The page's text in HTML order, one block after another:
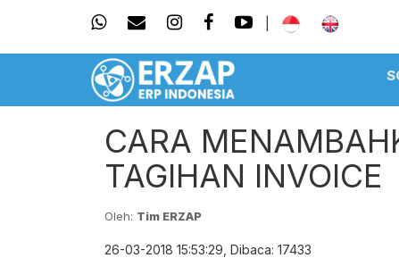
CARA
TAGIHAN INVOICE
Oleh: Tim ERZAP
26-03-2018 15:53:29, Dibaca: 17433